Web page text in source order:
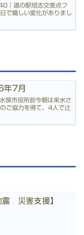
道の駅旭志交差点フ
で嬉しい変化がありまし
年7月
市役所前今朝は来水さ
ご協力を得て、4人で辻
災害支援】